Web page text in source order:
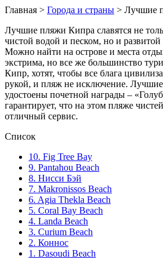
Главная > Города и страны > Лучшие
Лучшие пляжи Кипра славятся не
чистой водой и песком, но и
Можно найти на острове и места
экстрима, но все же большинство
Кипр, хотят, чтобы все блага
рукой, и пляж не исключение.
удостоены почетной награды –
гарантирует, что на этом пляже
отличный сервис.
Список
10. Fig Tree Bay
9. Pantahou Beach
8. Нисси Бэй
7. Makronissos Beach
6. Agia Thekla Beach
5. Coral Bay Beach
4. Landa Beach
3. Curium Beach
2. Коннос
1. Dasoudi Beach